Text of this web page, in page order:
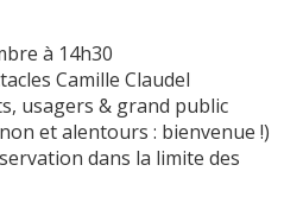
à 14h30
Camille Claudel
usagers & grand public
et alentours : bienvenue !)
dans la limite des